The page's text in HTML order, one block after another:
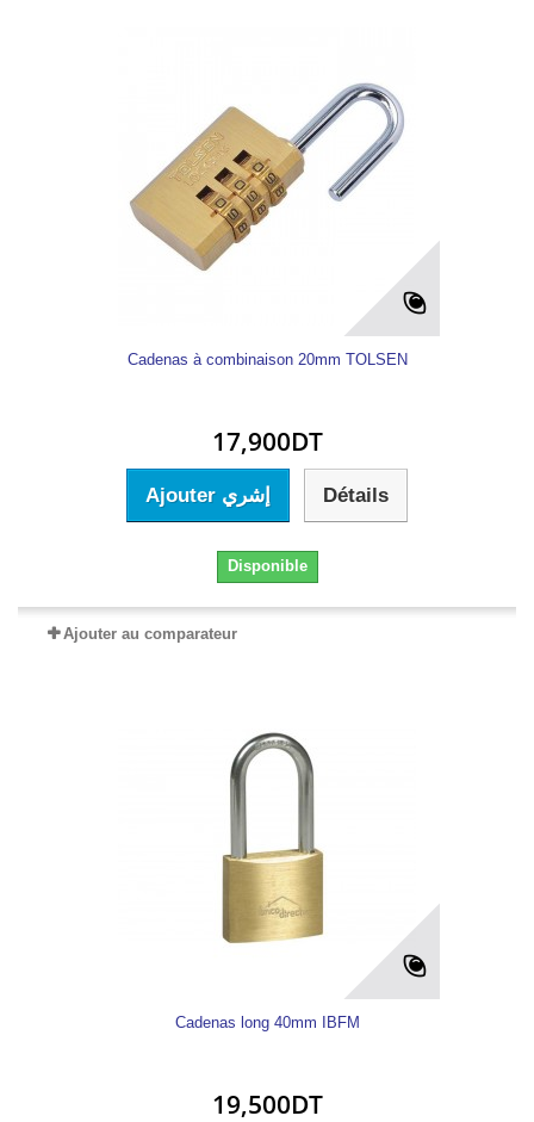
Cadenas à combinaison 20mm TOLSEN
17,900DT
Ajouter إشري Détails
Disponible
Ajouter au comparateur
Cadenas long 40mm IBFM
19,500DT